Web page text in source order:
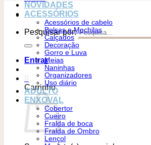
Pesquisar por:
Entrar
Carrinho
NOVIDADES
ACESSÓRIOS
Acessórios de cabelo
Bolsas e Mochilas
Calçados
Decoração
Gorro e Luva
Meias
Naninhas
Organizadores
Uso diário
ADULTO
ENXOVAL
Cobertor
Cueiro
Fralda de boca
Fralda de Ombro
Lençol